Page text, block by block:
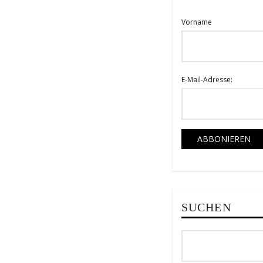
Vorname
E-Mail-Adresse:
SUCHEN